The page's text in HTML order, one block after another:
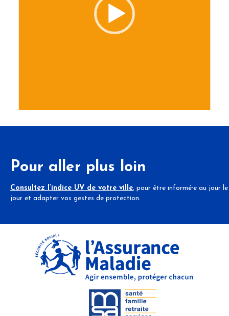
Pour aller plus loin
Consultez l’indice UV de votre ville, pour être informé·e au jour le
jour et adapter vos gestes de protection.